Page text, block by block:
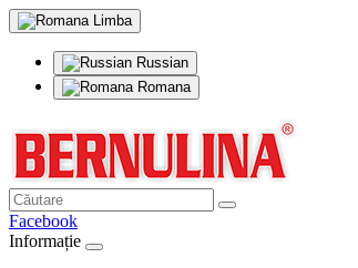
Limba
Russian
Romana
Facebook
Informație